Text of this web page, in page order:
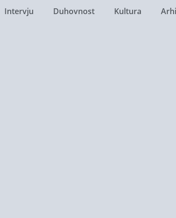
Intervju Duhovnost Kultura